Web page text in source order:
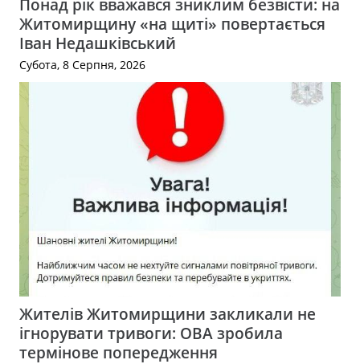
Житомирщину «на щиті» повертається
Іван Недашківський
Субота, 8 Серпня, 2026
Жителів Житомирщини закликали не
ігнорувати тривоги: ОВА зробила
термінове попередження